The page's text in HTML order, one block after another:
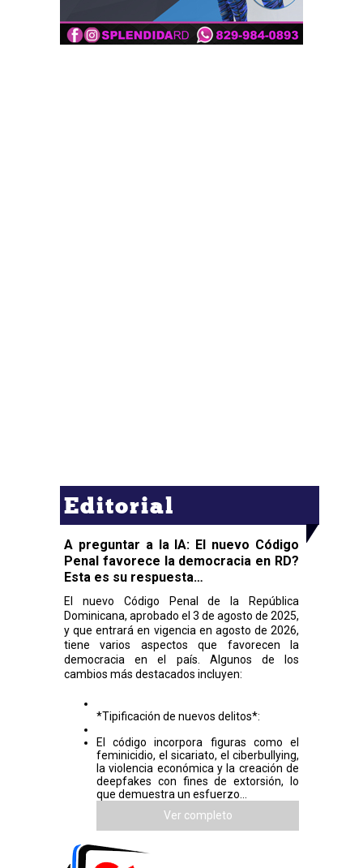
Editorial
A preguntar a la IA: El nuevo Código
Penal favorece la democracia en RD?
Esta es su respuesta…
El nuevo Código Penal de la República
Dominicana, aprobado el 3 de agosto de 2025,
y que entrará en vigencia en agosto de 2026,
tiene varios aspectos que favorecen la
democracia en el país. Algunos de los
cambios más destacados incluyen:
*Tipificación de nuevos delitos*:
El código incorpora figuras como el
feminicidio, el sicariato, el ciberbullying,
la violencia económica y la creación de
deepfakes con fines de extorsión, lo
que demuestra un esfuerzo...
Ver completo